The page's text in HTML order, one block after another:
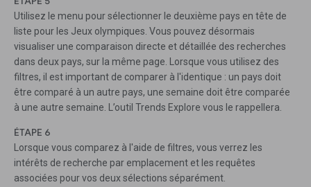
Utilisez le menu pour sélectionner le deuxième pays en tête de
liste pour les Jeux olympiques. Vous pouvez désormais
visualiser une comparaison directe et détaillée des recherches
dans deux pays, sur la même page. Lorsque vous utilisez des
filtres, il est important de comparer à l'identique : un pays doit
être comparé à un autre pays, une semaine doit être comparée
à une autre semaine. L’outil Trends Explore vous le rappellera.
ÉTAPE 6
Lorsque vous comparez à l'aide de filtres, vous verrez les
intérêts de recherche par emplacement et les requêtes
associées pour vos deux sélections séparément.